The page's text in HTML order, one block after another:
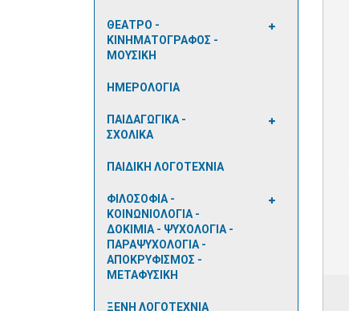
ΘΕΑΤΡΟ -
ΚΙΝΗΜΑΤΟΓΡΑΦΟΣ -
ΜΟΥΣΙΚΗ
ΗΜΕΡΟΛΟΓΙΑ
ΠΑΙΔΑΓΩΓΙΚΑ -
ΣΧΟΛΙΚΑ
ΠΑΙΔΙΚΗ ΛΟΓΟΤΕΧΝΙΑ
ΦΙΛΟΣΟΦΙΑ -
ΚΟΙΝΩΝΙΟΛΟΓΙΑ -
ΔΟΚΙΜΙΑ - ΨΥΧΟΛΟΓΙΑ -
ΠΑΡΑΨΥΧΟΛΟΓΙΑ -
ΑΠΟΚΡΥΦΙΣΜΟΣ -
ΜΕΤΑΦΥΣΙΚΗ
ΞΕΝΗ ΛΟΓΟΤΕΧΝΙΑ